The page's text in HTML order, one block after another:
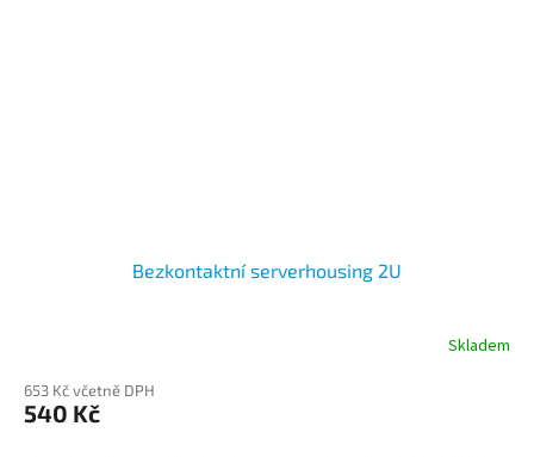
Bezkontaktní serverhousing 2U
Skladem
653 Kč včetně DPH
540 Kč